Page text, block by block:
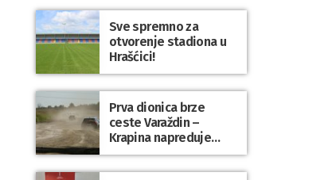
Sve spremno za
otvorenje stadiona u
Hrašćici!
Prva dionica brze
ceste Varaždin –
Krapina napreduje
prema planu